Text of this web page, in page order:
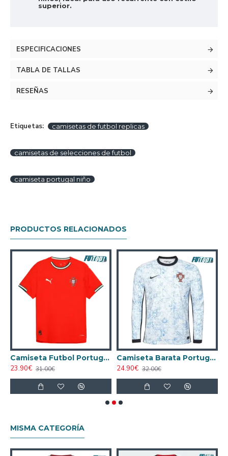
superior.
ESPECIFICACIONES
TABLA DE TALLAS
RESEÑAS
Etiquetas: camisetas de futbol replicas
camisetas de selecciones de futbol
camiseta portugal niño
PRODUCTOS RELACIONADOS
Camiseta Futbol Portugal Local 2025 Versión Jugador
23.90€ 31.00€
Camiseta Barata Portugal Visitante Segunda Equipación 2024 Versión Jugador ML
24.90€ 32.00€
MISMA CATEGORÍA